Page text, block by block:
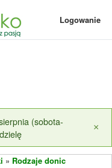
Logowanie
(sobota-
×
» Rodzaje donic